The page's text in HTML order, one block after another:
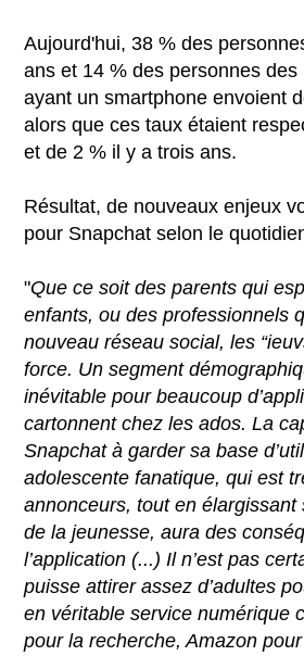
Aujourd'hui, 38 % des
ans et 14 % des personnes
ayant un smartphone envoient
alors que ces taux étaient
et de 2 % il y a trois ans.
Résultat, de nouveaux enjeux
pour Snapchat selon le
"Que ce soit des parents qui
enfants, ou des professionnels
nouveau réseau social, les
force. Un segment
inévitable pour beaucoup
cartonnent chez les ados. La
Snapchat à garder sa base
adolescente fanatique, qui est
annonceurs, tout en élargissant
de la jeunesse, aura des
l’application (...) Il n’est pas
puisse attirer assez d’adultes
en véritable service numérique
pour la recherche, Amazon